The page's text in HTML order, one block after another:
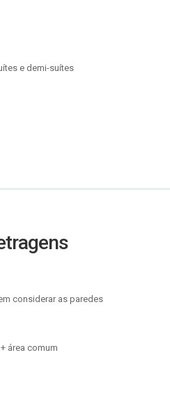
e demi-suítes
considerar as paredes
área comum